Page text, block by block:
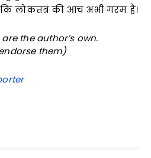
लोकतत्रं की आंच अभी गरम है।
the author’s own.
them)